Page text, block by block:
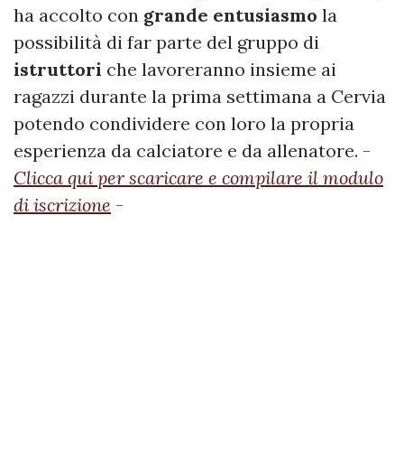
ha accolto con grande entusiasmo la
possibilità di far parte del gruppo di
istruttori che lavoreranno insieme ai
ragazzi durante la prima settimana a Cervia
potendo condividere con loro la propria
esperienza da calciatore e da allenatore. -
Clicca qui per scaricare e compilare il modulo
di iscrizione -